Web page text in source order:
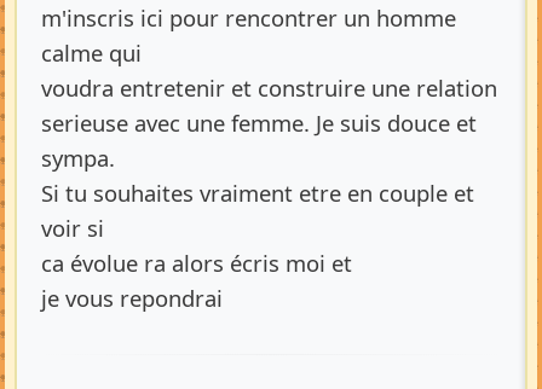
m'inscris ici pour rencontrer un homme
calme qui
voudra entretenir et construire une relation
serieuse avec une femme. Je suis douce et
sympa.
Si tu souhaites vraiment etre en couple et
voir si
ca évolue ra alors écris moi et
je vous repondrai